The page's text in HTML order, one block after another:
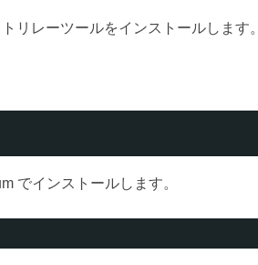
リレーツールをインストールします。
でインストールします。